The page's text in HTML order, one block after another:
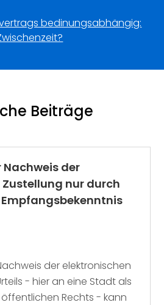
bedinungsabhängig:
Beiträge
der
nur durch
der elektronischen
- hier an eine Stadt als
Rechts - kann